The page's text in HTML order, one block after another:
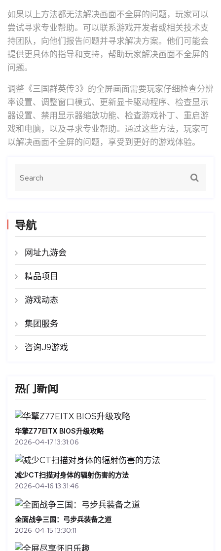
如果以上方法都无法解决画面不全屏的问题，玩家可以
尝试寻求专业帮助。可以联系游戏开发者或相关技术支
持团队，向他们报告问题并寻求解决方案。他们可能会
提供更具体的指导和支持，帮助玩家解决画面不全屏的
问题。
调整《三国群英传3》的全屏画面需要玩家仔细检查分辨
率设置、调整窗口模式、更新显卡驱动程序、检查显示
器设置、禁用显示器缩放功能、检查游戏补丁、重启游
戏和电脑，以及寻求专业帮助。通过这些方法，玩家可
以解决画面不全屏的问题，享受到更好的游戏体验。
导航
网址九游会
精品项目
游戏动态
集团服务
咨询J9游戏
热门新闻
华擎Z77EITX BIOS升级攻略
2026-04-17 13:31:06
减少CT扫描对身体的辐射伤害的方法
2026-04-16 13:31:46
全面战争三国：弓步兵装备之道
2026-04-15 13:30:11